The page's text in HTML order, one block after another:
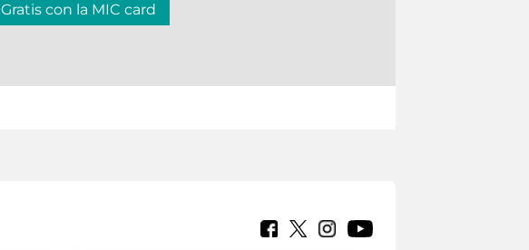
Gratis con la MIC card